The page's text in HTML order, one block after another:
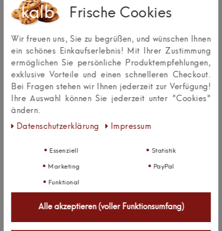
kalb Material für Möbel GmbH
Bachstr. 21
Bünde
Deutschland
info@kalb-m.de
Kundenrezensionen (0)
0
4
0
Frische Cookies
Wir freuen uns, Sie zu begrüßen, und wünschen Ihnen
ein schönes Einkaufserlebnis! Mit Ihrer Zustimmung
ermöglichen Sie persönliche Produktempfehlungen,
exklusive Vorteile und einen schnelleren Checkout.
Bei Fragen stehen wir Ihnen jederzeit zur Verfügung!
Ihre Auswahl können Sie jederzeit unter "Cookies"
ändern.
Daten­schutz­erklärung
Impressum
Essenziell Statistik
Marketing PayPal
Funktional
Alle akzeptieren (voller Funktionsumfang)